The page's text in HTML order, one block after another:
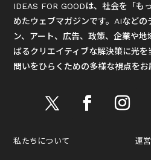
IDEAS FOR GOODは、社会を「も
めたウェブマガジンです。AIなどの
ン、アート、広告、政策、企業や
ばるクリエイティブな解決策に光
問いをひらくための多様な視点をお
私たちについて 運